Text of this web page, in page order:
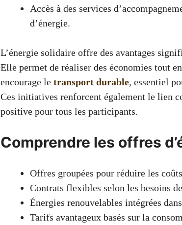
Accès à des services
d’énergie.
L’énergie solidaire offre des avantages
Elle permet de réaliser des économies tout
encourage le transport durable, essentiel
Ces initiatives renforcent également le lien
positive pour tous les participants.
Comprendre les offres
Offres groupées pour réduire les
Contrats flexibles selon les besoins
Énergies renouvelables intégrées
Tarifs avantageux basés sur la